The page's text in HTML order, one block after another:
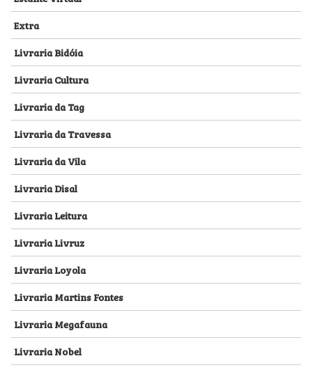
Extra
Livraria Bidóia
Livraria Cultura
Livraria da Tag
Livraria da Travessa
Livraria da Vila
Livraria Disal
Livraria Leitura
Livraria Livruz
Livraria Loyola
Livraria Martins Fontes
Livraria Megafauna
Livraria Nobel